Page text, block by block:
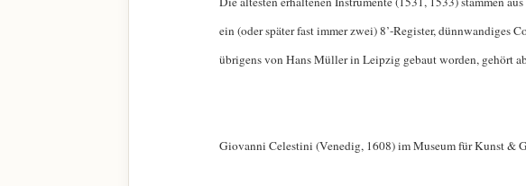
ein (oder später fast immer zwei) 8’-Register, dünnwandiges
übrigens von Hans Müller in Leipzig gebaut worden, gehört
Giovanni Celestini (Venedig, 1608) im Museum für Kunst &